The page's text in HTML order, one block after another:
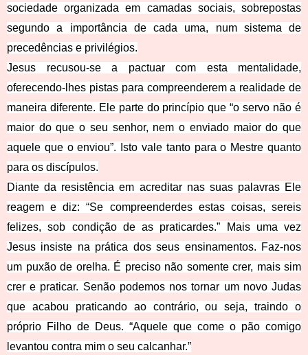
sociedade organizada em camadas sociais, sobrepostas
segundo a importância de cada uma, num sistema de
precedências e privilégios.
Jesus recusou-se a pactuar com esta mentalidade,
oferecendo-lhes pistas para compreenderem a realidade de
maneira diferente. Ele parte do princípio que “o servo não é
maior do que o seu senhor, nem o enviado maior do que
aquele que o enviou”. Isto vale tanto para o Mestre quanto
para os discípulos.
Diante da resistência em acreditar nas suas palavras Ele
reagem e diz: “Se compreenderdes estas coisas, sereis
felizes, sob condição de as praticardes.” Mais uma vez
Jesus insiste na prática dos seus ensinamentos. Faz-nos
um puxão de orelha. É preciso não somente crer, mais sim
crer e praticar. Senão podemos nos tornar um novo Judas
que acabou praticando ao contrário, ou seja, traindo o
próprio Filho de Deus. “Aquele que come o pão comigo
levantou contra mim o seu calcanhar.”